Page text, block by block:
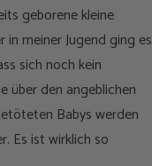
geborene kleine
meiner Jugend ging es
sich noch kein
über den angeblichen
Babys werden
Es ist wirklich so